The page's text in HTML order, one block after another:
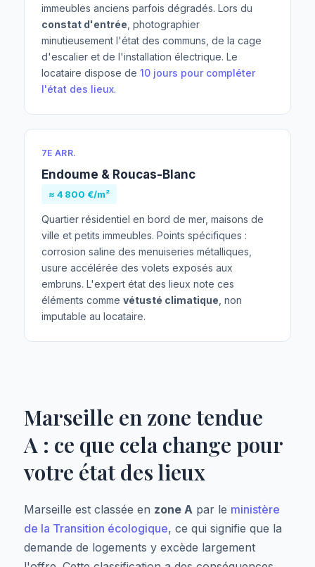
immeubles anciens parfois dégradés. Lors du
constat d'entrée , photographier
minutieusement l'état des communs, de la cage
d'escalier et de l'installation électrique. Le
locataire dispose de 10 jours pour compléter
l'état des lieux.
7E ARR.
Endoume & Roucas-Blanc
≈ 4 800 €/m²
Quartier résidentiel en bord de mer, maisons de
ville et petits immeubles. Points spécifiques :
corrosion saline des menuiseries métalliques,
usure accélérée des volets exposés aux
embruns. L'expert état des lieux note ces
éléments comme vétusté climatique , non
imputable au locataire.
Marseille en zone tendue
A : ce que cela change pour
votre état des lieux
Marseille est classée en zone A par le ministère
de la Transition écologique, ce qui signifie que la
demande de logements y excède largement